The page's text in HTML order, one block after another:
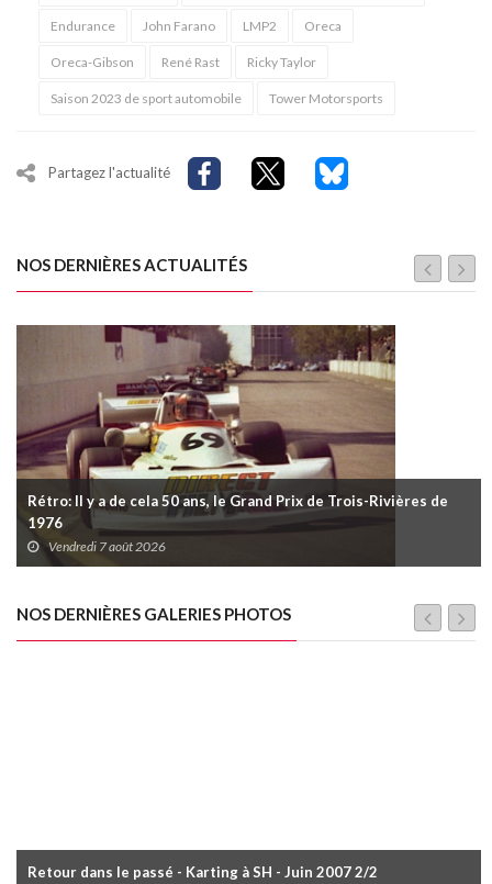
Endurance John Farano LMP2 Oreca
Oreca-Gibson René Rast Ricky Taylor
Saison 2023 de sport automobile Tower Motorsports
Partagez l'actualité
NOS DERNIÈRES ACTUALITÉS
Rétro: Il y a de cela 50 ans, le Grand Prix de Trois-Rivières de
1976
Vendredi 7 août 2026
NOS DERNIÈRES GALERIES PHOTOS
Retour dans le passé - Karting à SH - Juin 2007 2/2